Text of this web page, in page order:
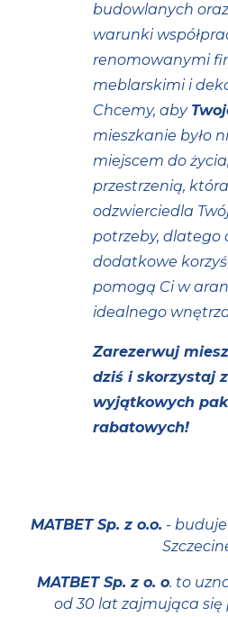
budowlanych
warunki
renomowanymi
meblarskimi i
Chcemy, aby
mieszkanie było
miejscem do
przestrzenią, która
odzwierciedla
potrzeby, dlatego
dodatkowe
pomogą Ci w
idealnego
Zarezerwuj
dziś i skorzystaj z
wyjątkowych
rabatowych!
MATBET Sp. z o.o. -
MATBET Sp. z o. o. to
od 30 lat zajmująca